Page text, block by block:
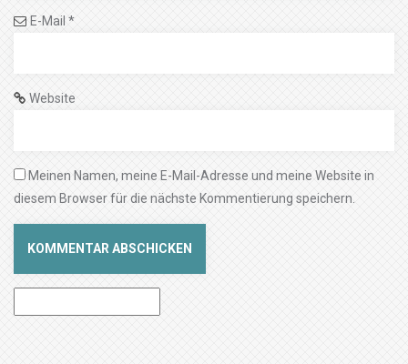
E-Mail *
Website
Meinen Namen, meine E-Mail-Adresse und meine Website in
diesem Browser für die nächste Kommentierung speichern.